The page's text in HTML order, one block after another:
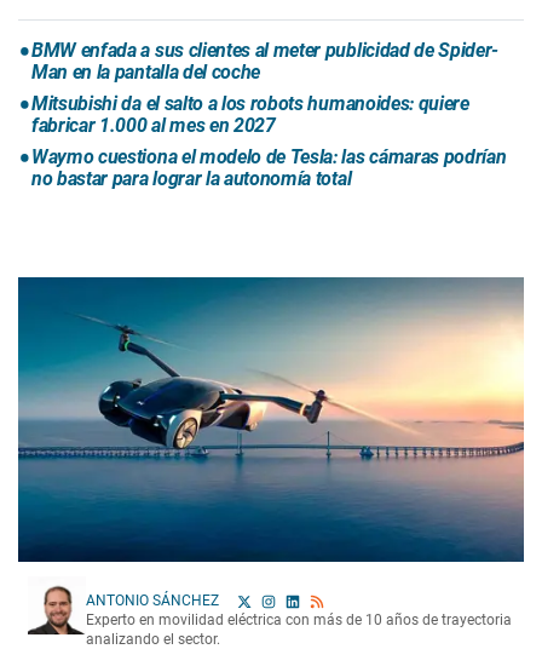
BMW enfada a sus clientes al meter publicidad de Spider-
Man en la pantalla del coche
Mitsubishi da el salto a los robots humanoides: quiere
fabricar 1.000 al mes en 2027
Waymo cuestiona el modelo de Tesla: las cámaras podrían
no bastar para lograr la autonomía total
ANTONIO SÁNCHEZ
Experto en movilidad eléctrica con más de 10 años de trayectoria
analizando el sector.